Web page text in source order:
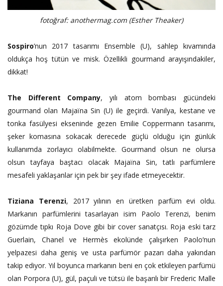
fotoğraf: anothermag.com (Esther Theaker)
Sospiro’nun 2017 tasarımı Ensemble (U), sahlep kıvamında
oldukça hoş tütün ve misk. Özellikli gourmand arayışındakiler,
dikkat!
The Different Company, yılı atom bombası gücündeki
gourmand olan Majaïna Sin (U) ile geçirdi. Vanilya, kestane ve
tonka fasülyesi ekseninde gezen Emilie Coppermann tasarımı,
şeker komasına sokacak derecede güçlü olduğu için günlük
kullanımda zorlayıcı olabilmekte. Gourmand olsun ne olursa
olsun tayfaya baştacı olacak Majaïna Sin, tatlı parfümlere
mesafeli yaklaşanlar için pek bir şey ifade etmeyecektir.
Tiziana Terenzi, 2017 yılının en üretken parfüm evi oldu.
Markanın parfümlerini tasarlayan isim Paolo Terenzi, benim
gözümde tıpkı Roja Dove gibi bir cover sanatçısı. Roja eski tarz
Guerlain, Chanel ve Hermès ekolünde çalışırken Paolo’nun
yelpazesi daha geniş ve usta parfümör pazarı daha yakından
takip ediyor. Yıl boyunca markanın beni en çok etkileyen parfümü
olan Porpora (U), gül, paçuli ve tütsü ile başarılı bir Frederic Malle